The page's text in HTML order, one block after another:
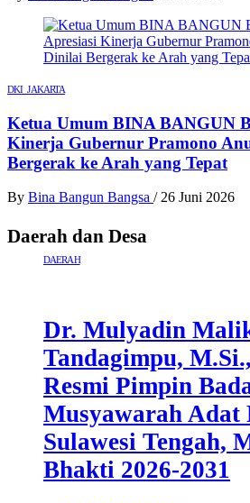
DKI JAKARTA
Ketua Umum BINA BANGUN
Kinerja Gubernur Pramono
Bergerak ke Arah yang Tepat
By Bina Bangun Bangsa / 26 Juni 2026
Daerah dan Desa
DAERAH
Dr. Mulyadin
Tandagimpu,
Resmi Pimpin
Musyawarah Adat
Sulawesi Tengah,
Bhakti 2026-2031